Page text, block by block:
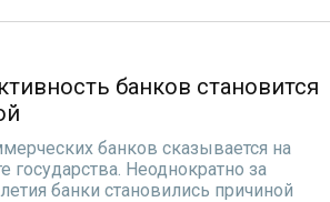
банков становится
банков сказывается на
государства. Неоднократно за
банки становились причиной